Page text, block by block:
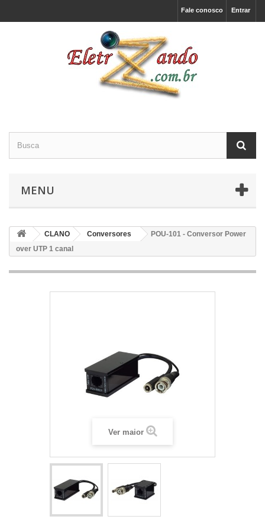
Entrar
Fale conosco
MENU
CLANO Conversores
POU-101 - Conversor Power
over UTP 1 canal
Ver maior